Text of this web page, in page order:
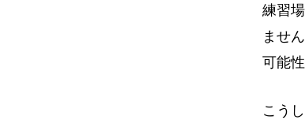
練習
ませ
可能
こう